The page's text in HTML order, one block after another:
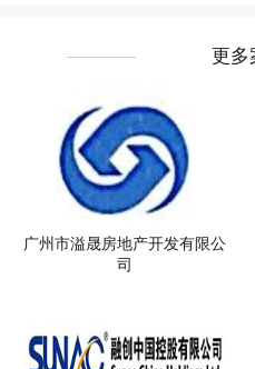
更多
广州市溢晟房地产开发有限公
司